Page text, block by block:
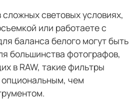
световых условиях,
или работаете с
баланса белого могут быть
большинства фотографов,
в RAW, такие фильтры
опциональным, чем